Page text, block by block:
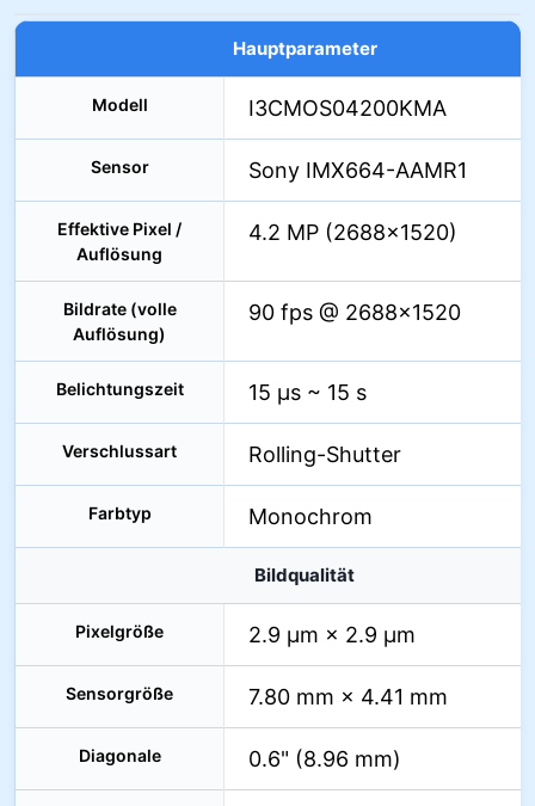
Hauptparameter
Modell I3CMOS04200KMA
Sensor Sony IMX664-AAMR1
Effektive Pixel /
Auflösung
4.2 MP (2688×1520)
Bildrate (volle
Auflösung)
90 fps @ 2688×1520
Belichtungszeit 15 µs ~ 15 s
Verschlussart Rolling-Shutter
Farbtyp Monochrom
Bildqualität
Pixelgröße 2.9 µm × 2.9 µm
Sensorgröße 7.80 mm × 4.41 mm
Diagonale 0.6" (8.96 mm)